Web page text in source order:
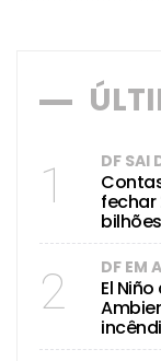
1 DF SAI
fechar
2 DF EM
El